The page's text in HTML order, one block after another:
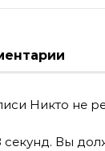
Никто не
секунд. Вы